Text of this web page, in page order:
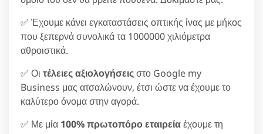
✅ Έχουμε κάνει εγκαταστάσεις οπτικής ίνας με μήκος
που ξεπερνά συνολικά τα 1000000 χιλιόμετρα
αθροιστικά.
✅ Οι τέλειες αξιολογήσειςστο Google my
Business μας ατσαλώνουν, έτσι ώστε να έχουμε το
καλύτερο όνομα στην αγορά.
✅ Με μία 100% πρωτοπόρο εταιρείαέχουμε τη